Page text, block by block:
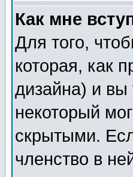
Как мне
Для того,
которая, как
дизайна) и вы
некоторый
скрытыми.
членство в